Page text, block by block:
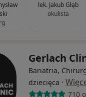
lek. Jakub Głąb
okulista
Gerlach
Bariatria,
dziecięca ·
710